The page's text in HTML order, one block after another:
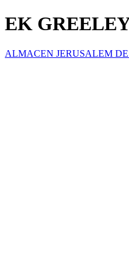
EK
ALMACEN JERUSALEM